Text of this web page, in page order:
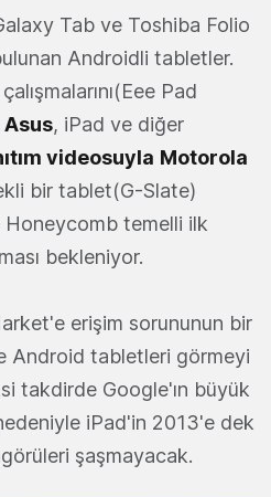
Tab ve Toshiba Folio
Androidli tabletler.
Pad
Asus, iPad ve diğer
videosuyla Motorola
bir tablet(G-Slate)
Honeycomb temelli ilk
bekleniyor.
erişim sorununun bir
Android tabletleri görmeyi
takdirde Google'ın büyük
iPad'in 2013'e dek
şaşmayacak.